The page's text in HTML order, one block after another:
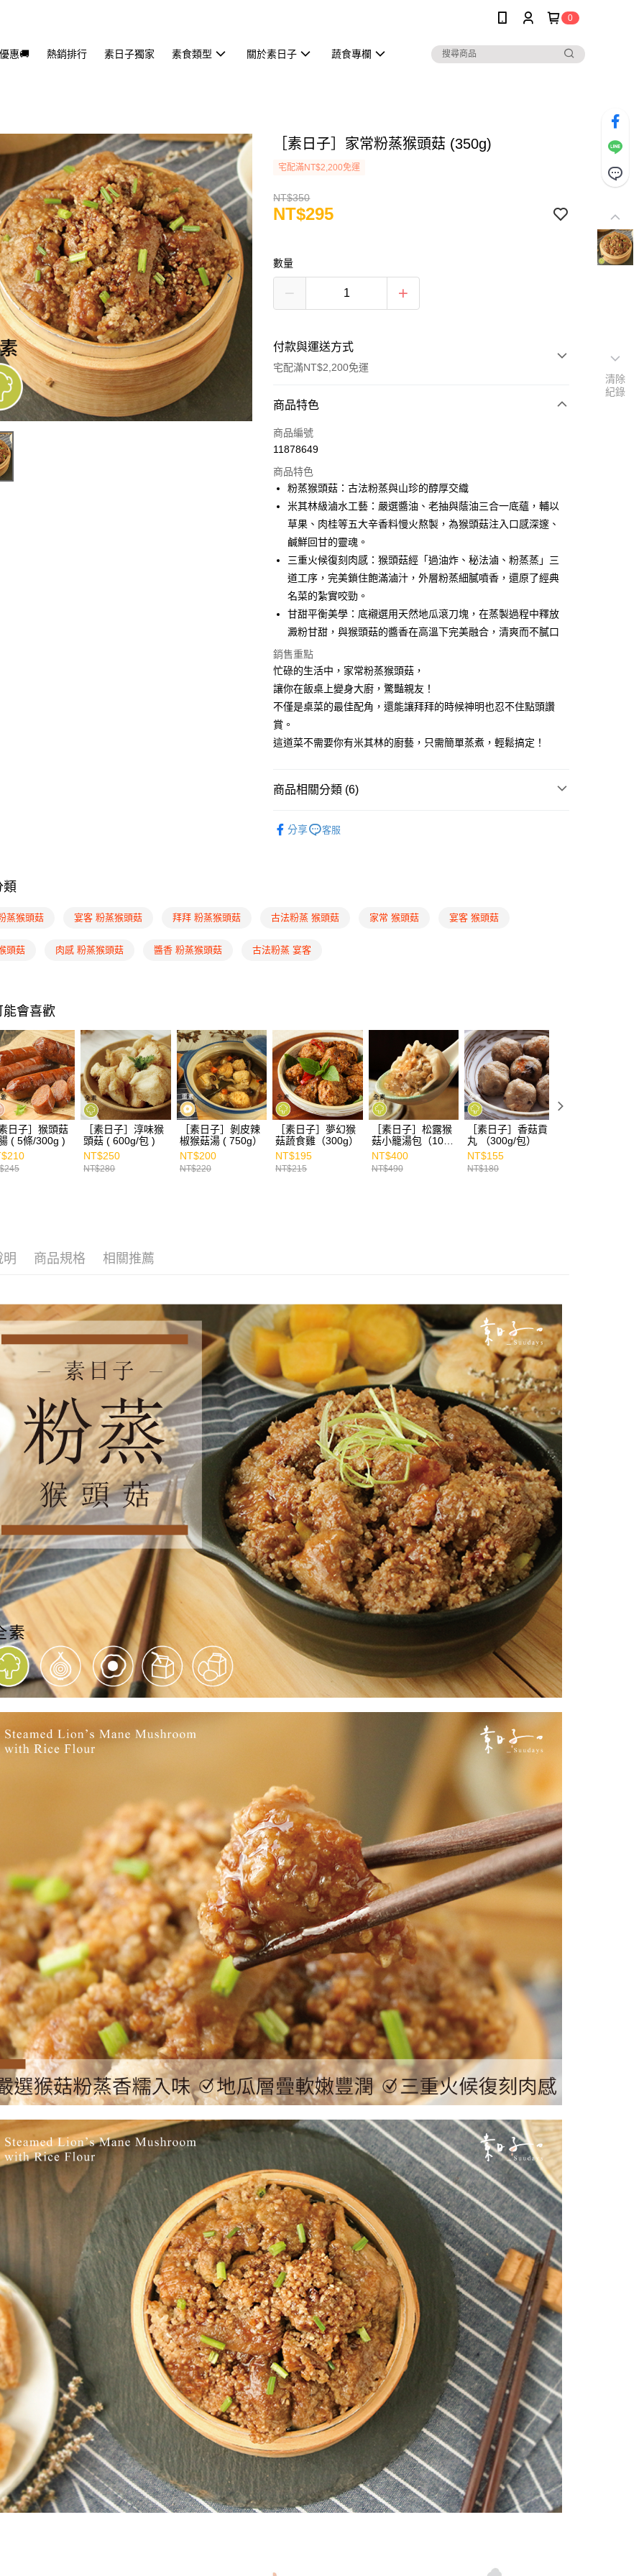
0
惠🚚 熱銷排行 素日子獨家 素食類型 關於素日子 蔬食專欄
［素日子］家常粉蒸猴頭菇 (350g)
宅配滿NT$2,200免運
NT$350
NT$295
數量
付款與運送方式
宅配滿NT$2,200免運
付款方式
信用卡一次付款
Apple Pay
街口支付
悠遊付
Google Pay
全盈+PAY
ATM付款
運送方式
冷凍7-11取貨(快速到店)
每筆NT$230，滿NT$2,300(含以上)免運費
冷凍宅配
離島冷凍宅配
商品特色
商品編號
11878649
商品特色
粉蒸猴頭菇：古法粉蒸與山珍的醇厚交織
米其林級滷水工藝：嚴選醬油、老抽與蔭油三合一底蘊，輔以
草果、肉桂等五大辛香料慢火熬製，為猴頭菇注入口感深邃、
鹹鮮回甘的靈魂。
三重火候復刻肉感：猴頭菇經「過油炸、秘法滷、粉蒸蒸」三
道工序，完美鎖住飽滿滷汁，外層粉蒸細膩噴香，還原了經典
名菜的紮實咬勁。
甘甜平衡美學：底襯選用天然地瓜滾刀塊，在蒸製過程中釋放
澱粉甘甜，與猴頭菇的醬香在高溫下完美融合，清爽而不膩口
銷售重點
忙碌的生活中，家常粉蒸猴頭菇，
讓你在飯桌上變身大廚，驚豔親友！
不僅是桌菜的最佳配角，還能讓拜拜的時候神明也忍不住點頭讚
賞。
這道菜不需要你有米其林的廚藝，只需簡單蒸煮，輕鬆搞定！
商品相關分類 (6)
冷凍商品
分享 客服
類
蒸猴頭菇 宴客 粉蒸猴頭菇 拜拜 粉蒸猴頭菇 古法粉蒸 猴頭菇 家常 猴頭菇 宴客 猴頭菇
頭菇 肉感 粉蒸猴頭菇 醬香 粉蒸猴頭菇 古法粉蒸 宴客
能會喜歡
素日子］猴頭菇
( 5條/300g )
［素日子］淳味猴
頭菇 ( 600g/包 )
NT$250
NT$280
［素日子］剝皮辣
椒猴菇湯 ( 750g）
NT$200
NT$220
［素日子］夢幻猴
菇蔬食雞（300g）
NT$195
NT$215
［素日子］松露猴
菇小籠湯包（10
入/320g）
NT$400
NT$490
［素日子］香菇貢
丸 （300g/包）
NT$155
NT$180
明 商品規格 相關推薦
清除
紀錄